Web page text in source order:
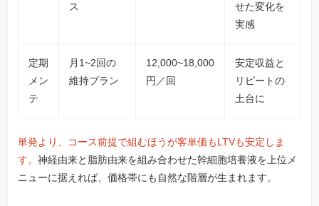
ス
せた変化を
実感
定期
メン
テ
月1~2回の
維持プラン
12,000~18,000
円／回
安定収益と
リピートの
土台に
単発より、コース前提で組むほうが客単価もLTVも安定しま
す。神経由来と脂肪由来を組み合わせた幹細胞培養液を上位メ
ニューに据えれば、価格帯にも自然な階層が生まれます。